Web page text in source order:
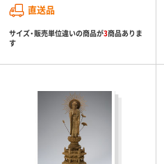
直送品
サイズ・販売単位違いの商品が3商品ありま
す